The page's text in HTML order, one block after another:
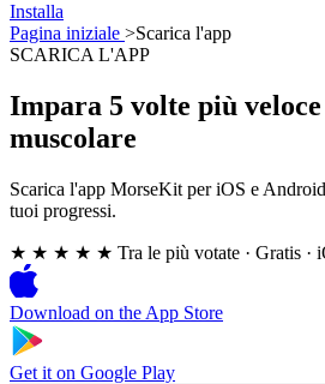
Installa
Pagina iniziale >Scarica l'app
SCARICA L'APP
Impara 5 volte più
muscolare
Scarica l'app MorseKit per iOS e
tuoi progressi.
★ ★ ★ ★ ★ Tra le più votate · Gratis ·
Download on the App Store
Get it on Google Play